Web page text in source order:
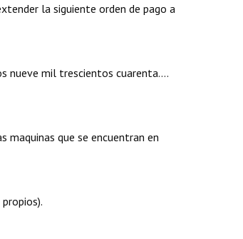
la siguiente orden de pago a
nueve mil trescientos cuarenta....
maquinas que se encuentran en